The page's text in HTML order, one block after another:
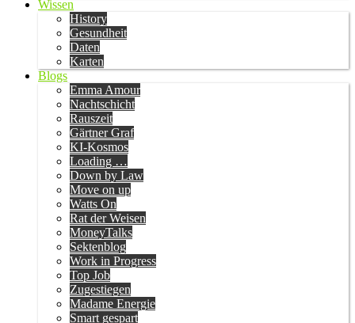
Wissen
History
Gesundheit
Daten
Karten
Blogs
Emma Amour
Nachtschicht
Rauszeit
Gärtner Graf
KI-Kosmos
Loading …
Down by Law
Move on up
Watts On
Rat der Weisen
MoneyTalks
Sektenblog
Work in Progress
Top Job
Zugestiegen
Madame Energie
Smart gespart